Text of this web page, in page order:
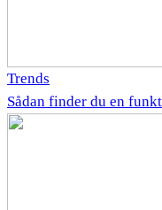
Trends
Sådan finder du en